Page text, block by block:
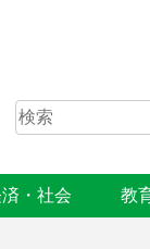
・社会 教